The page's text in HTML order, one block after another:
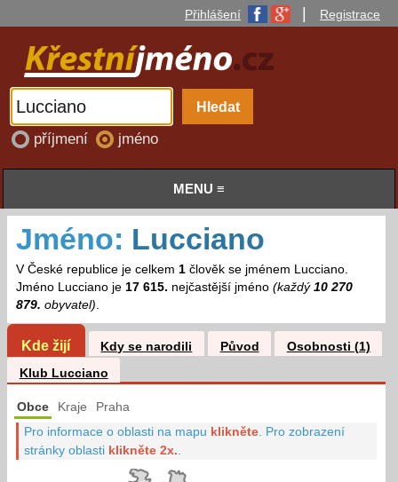
Přihlášení Registrace
příjmení jméno
MENU ≡
Jméno: Lucciano
V České republice je celkem 1člověk se jménem Lucciano.
Jméno Lucciano je 17 615. nejčastější jméno (každý 10 270
879. obyvatel).
Kde žijí Kdy se narodili Původ
Osobnosti (1)
Klub Lucciano
Obce Kraje Praha
Pro informace o oblasti na mapu klikněte Pro zobrazení
stránky oblasti klikněte 2x.